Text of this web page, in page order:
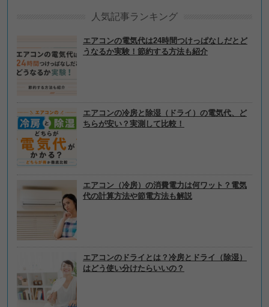
人気記事ランキング
エアコンの電気代は24時間つけっぱなしだとど
うなるか実験！節約する方法も紹介
エアコンの冷房と除湿（ドライ）の電気代、ど
ちらが安い？実測して比較！
エアコン（冷房）の消費電力は何ワット？電気
代の計算方法や節電方法も解説
エアコンのドライとは？冷房とドライ（除湿）
はどう使い分けたらいいの？